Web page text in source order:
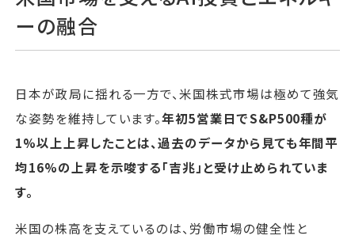
ーの融合
日本が政局に揺れる一方で、米国株式市場は極めて強気
な姿勢を維持しています。年初5営業日でS&P500種が
1%以上上昇したことは、過去のデータから見ても年間平
均16%の上昇を示唆する「吉兆」と受け止められていま
す。
米国の株高を支えているのは、労働市場の健全性と